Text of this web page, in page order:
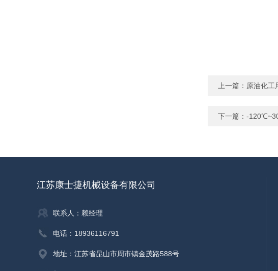
上一篇： 原油化工
下一篇： -
江苏康士捷机械设备有限公司
联系人：赖经理
电话：18936116791
地址：江苏省昆山市周市镇金茂路588号